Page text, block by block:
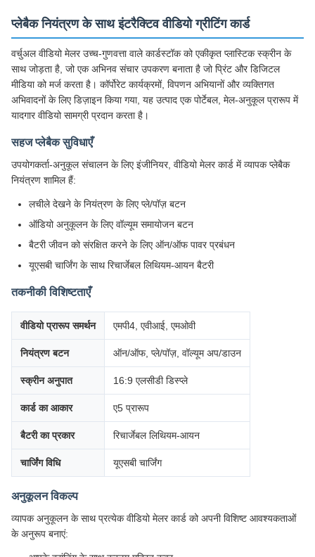
प्लेबैक नियंत्रण के साथ इंटरैक्टिव वीडियो ग्रीटिंग कार्ड
वर्चुअल वीडियो मेलर उच्च-गुणवत्ता वाले कार्डस्टॉक को एकीकृत प्लास्टिक स्क्रीन के
साथ जोड़ता है, जो एक अभिनव संचार उपकरण बनाता है जो प्रिंट और डिजिटल
मीडिया को मर्ज करता है। कॉर्पोरेट कार्यक्रमों, विपणन अभियानों और व्यक्तिगत
अभिवादनों के लिए डिज़ाइन किया गया, यह उत्पाद एक पोर्टेबल, मेल-अनुकूल प्रारूप में
यादगार वीडियो सामग्री प्रदान करता है।
सहज प्लेबैक सुविधाएँ
उपयोगकर्ता-अनुकूल संचालन के लिए इंजीनियर, वीडियो मेलर कार्ड में व्यापक प्लेबैक
नियंत्रण शामिल हैं:
लचीले देखने के नियंत्रण के लिए प्ले/पॉज़ बटन
ऑडियो अनुकूलन के लिए वॉल्यूम समायोजन बटन
बैटरी जीवन को संरक्षित करने के लिए ऑन/ऑफ पावर प्रबंधन
यूएसबी चार्जिंग के साथ रिचार्जेबल लिथियम-आयन बैटरी
तकनीकी विशिष्टताएँ
वीडियो प्रारूप समर्थन एमपी4, एवीआई, एमओवी
नियंत्रण बटन ऑन/ऑफ, प्ले/पॉज़, वॉल्यूम अप/डाउन
स्क्रीन अनुपात 16:9 एलसीडी डिस्प्ले
कार्ड का आकार ए5 प्रारूप
बैटरी का प्रकार रिचार्जेबल लिथियम-आयन
चार्जिंग विधि यूएसबी चार्जिंग
अनुकूलन विकल्प
व्यापक अनुकूलन के साथ प्रत्येक वीडियो मेलर कार्ड को अपनी विशिष्ट आवश्यकताओं
के अनुरूप बनाएं: